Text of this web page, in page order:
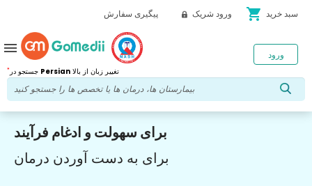
پیگیری سفارش ورود شریک shopping_cart سبد خرید
* Persian تغییر زبان از بالا
ورود menu
برای سهولت و ادغام فرآیند
برای به دست آوردن درمان